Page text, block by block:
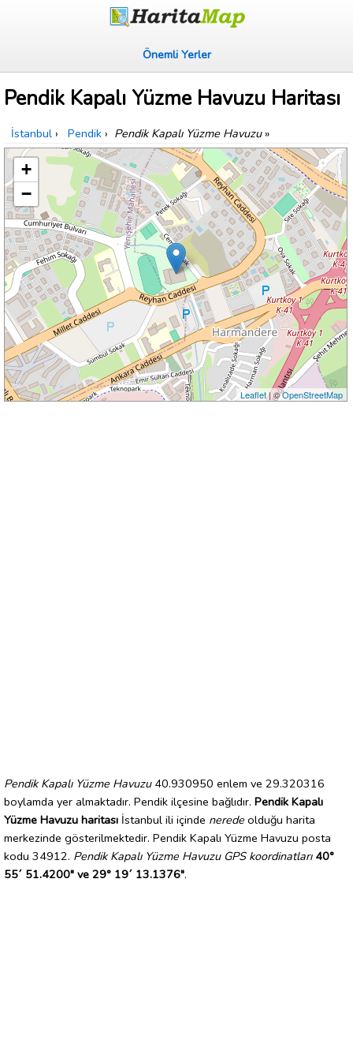
Önemli Yerler
Pendik Kapalı Yüzme Havuzu Haritası
İstanbul › Pendik › Pendik Kapalı Yüzme Havuzu»
+
−
Leaflet| ©OpenStreetMap
Pendik Kapalı Yüzme Havuzu40.930950 enlem ve 29.320316
boylamda yer almaktadır. Pendik ilçesine bağlıdır. Pendik Kapalı
Yüzme Havuzu haritası İstanbul ili içinde nerede olduğu harita
merkezinde gösterilmektedir. Pendik Kapalı Yüzme Havuzu posta
kodu 34912. Pendik Kapalı Yüzme Havuzu GPS koordinatları 40°
55´ 51.4200" ve 29° 19´ 13.1376".